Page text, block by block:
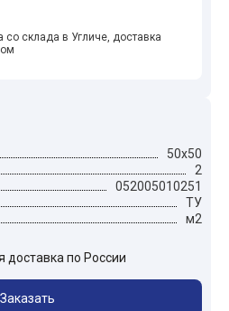
склада в Угличе, доставка
50x50
2
052005010251
ТУ
м2
доставка по России
Заказать